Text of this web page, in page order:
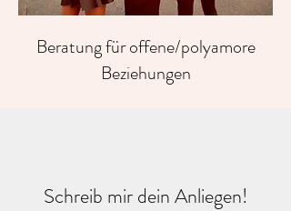
Beratung für offene/polyamore
Beziehungen
Schreib mir dein Anliegen!